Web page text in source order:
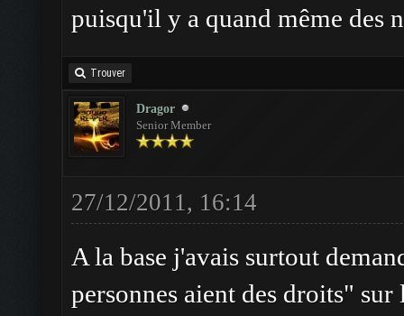
puisqu'il y a quand même des
Trouver
Dragor
Senior Member
27/12/2011, 16:14
A la base j'avais surtout
personnes aient des droits"